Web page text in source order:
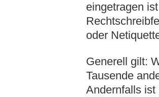
eingetragen
oder
Generell gilt:
Tausende
Andernfalls ist